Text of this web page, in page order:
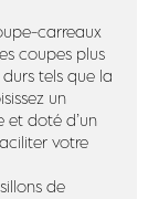
carreaux
coupes plus
tels que la
un
et doté d’un
votre
de